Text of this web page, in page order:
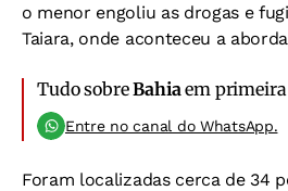
o menor engoliu as drogas e
Taiara, onde aconteceu a
Tudo sobreBahia em
Entre no canal do WhatsApp.
Foram localizadas cerca de 34